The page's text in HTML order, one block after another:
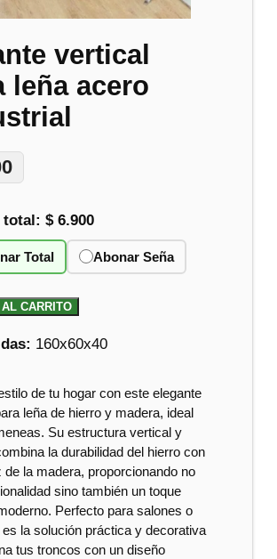
vertical
leña acero
total:$ 6.900
Total Abonar Seña
CARRITO
160x60x40
de tu hogar con este elegante
leña de hierro y madera, ideal
Su estructura vertical y
la durabilidad del hierro con
de la madera, proporcionando no
sino también un toque
Perfecto para salones o
la solución práctica y decorativa
tus troncos con un diseño